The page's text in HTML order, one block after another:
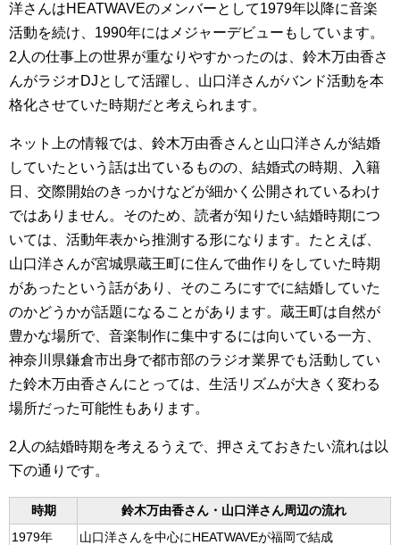
洋さんはHEATWAVEのメンバーとして1979年以降に音楽
活動を続け、1990年にはメジャーデビューもしています。
2人の仕事上の世界が重なりやすかったのは、鈴木万由香さ
んがラジオDJとして活躍し、山口洋さんがバンド活動を本
格化させていた時期だと考えられます。
ネット上の情報では、鈴木万由香さんと山口洋さんが結婚
していたという話は出ているものの、結婚式の時期、入籍
日、交際開始のきっかけなどが細かく公開されているわけ
ではありません。そのため、読者が知りたい結婚時期につ
いては、活動年表から推測する形になります。たとえば、
山口洋さんが宮城県蔵王町に住んで曲作りをしていた時期
があったという話があり、そのころにすでに結婚していた
のかどうかが話題になることがあります。蔵王町は自然が
豊かな場所で、音楽制作に集中するには向いている一方、
神奈川県鎌倉市出身で都市部のラジオ業界でも活動してい
た鈴木万由香さんにとっては、生活リズムが大きく変わる
場所だった可能性もあります。
2人の結婚時期を考えるうえで、押さえておきたい流れは以
下の通りです。
時期
鈴木万由香さん・山口洋さん周辺の流れ
1979年
山口洋さんを中心にHEATWAVEが福岡で結成